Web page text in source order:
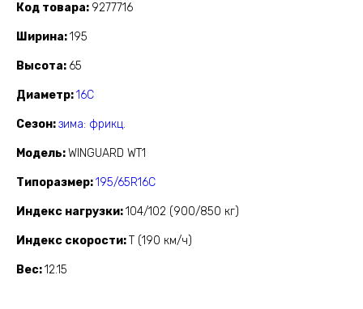
Код товара 9277716
Ширина 195
Высота 65
Диаметр 16C
Сезон зима: фрикц.
Модель WINGUARD WT1
Типоразмер 195/65R16C
Индекс нагрузки 104/102 (900/850 кг)
Индекс скорости T (190 км/ч)
Вес 12.15